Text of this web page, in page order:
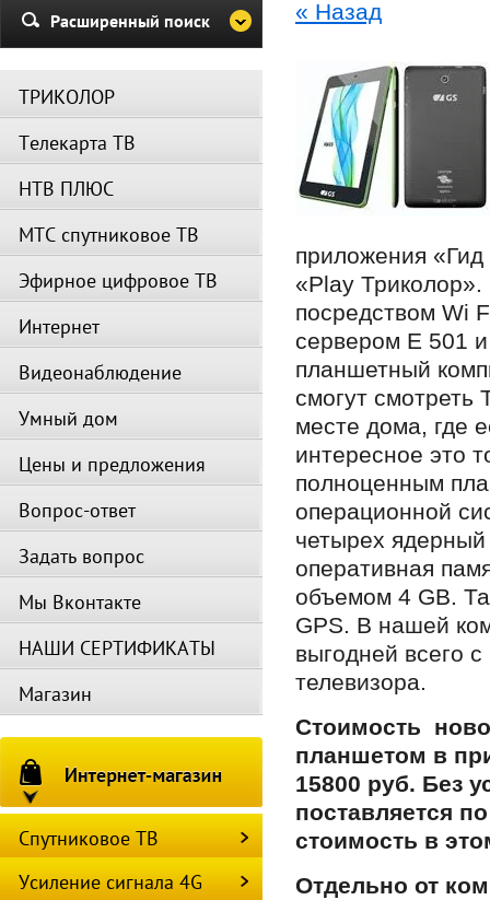
Убедительная просьба в
спутниковое оборудование.
Вещание телеканалов и
сервисов возобновится
автоматически по завершении
профилактических работ.
« Назад
приложения
«Play
посредством Wi
сервером E 501
планшетный
смогут смотреть
месте дома, где
интересное это
полноценным
операционной
четырех
оперативная
объемом 4 GB.
GPS. В нашей
выгодней всего
телевизора.
Стоимость
планшетом в
15800 руб. Без
поставляется
стоимость в
Отдельно от
Расширенный поиск
ТРИКОЛОР
Телекарта ТВ
НТВ ПЛЮС
МТС спутниковое ТВ
Эфирное цифровое ТВ
Интернет
Видеонаблюдение
Умный дом
Цены и предложения
Вопрос-ответ
Задать вопрос
Мы Вконтакте
НАШИ СЕРТИФИКАТЫ
Магазин
Спутниковое ТВ
Усиление сигнала 4G